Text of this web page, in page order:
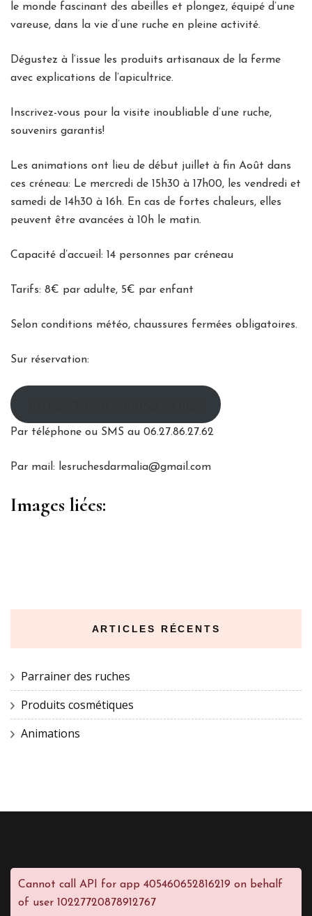
le monde fascinant des abeilles et plongez, équipé d’une
vareuse, dans la vie d’une ruche en pleine activité.
Dégustez à l’issue les produits artisanaux de la ferme
avec explications de l’apicultrice.
Inscrivez-vous pour la visite inoubliable d’une ruche,
souvenirs garantis!
Les animations ont lieu de début juillet à fin Août dans
ces créneau: Le mercredi de 15h30 à 17h00, les vendredi et
samedi de 14h30 à 16h. En cas de fortes chaleurs, elles
peuvent être avancées à 10h le matin.
Capacité d’accueil: 14 personnes par créneau
Tarifs: 8€ par adulte, 5€ par enfant
Selon conditions météo, chaussures fermées obligatoires.
Sur réservation:
Par téléphone ou SMS au 06.27.86.27.62
Par mail: lesruchesdarmalia@gmail.com
Images liées:
ARTICLES RÉCENTS
Parrainer des ruches
Produits cosmétiques
Animations
Cannot call API for app 405460652816219 on behalf
of user 10227720878912767